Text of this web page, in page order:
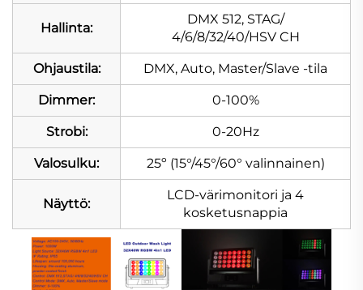
Hallinta:
DMX 512, STAG/
4/6/8/32/40/HSV CH
Ohjaustila: DMX, Auto, Master/Slave -tila
Dimmer: 0-100%
Strobi: 0-20Hz
Valosulku: 25º (15°/45°/60° valinnainen)
Näyttö:
LCD-värimonitori ja 4
kosketusnappia